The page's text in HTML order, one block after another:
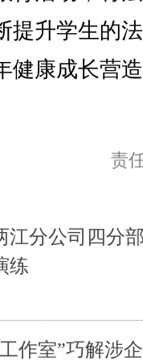
提升学生的
健康成长营
责
江分公司四分
练
作室”巧解涉